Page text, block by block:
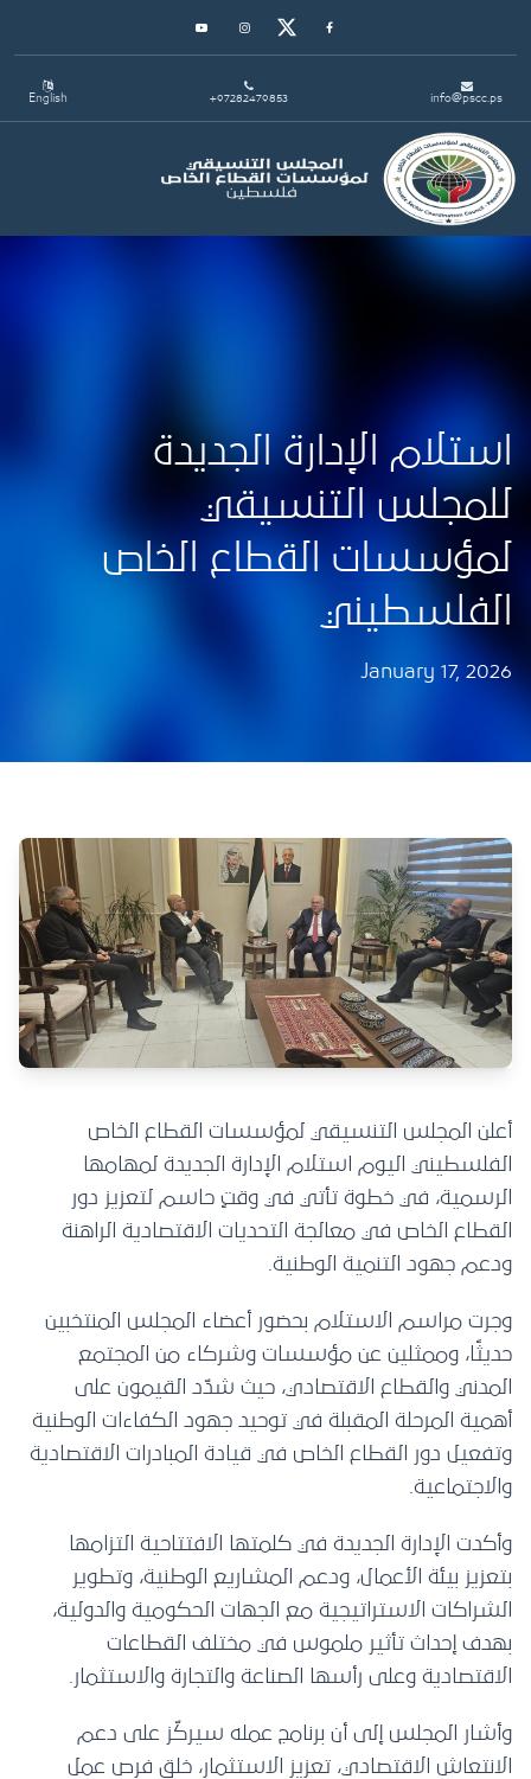
Facebook
Twitter
Instagram
Youtube
info@pscc.ps
+97282479853
English
Toggle navigation
استلام الإدارة الجديدة
للمجلس التنسيقي
لمؤسسات القطاع الخاص
الفلسطيني
January 17, 2026
أعلن المجلس التنسيقي لمؤسسات القطاع الخاص
الفلسطيني اليوم استلام الإدارة الجديدة لمهامها
الرسمية، في خطوة تأتي في وقتٍ حاسم لتعزيز دور
القطاع الخاص في معالجة التحديات الاقتصادية الراهنة
ودعم جهود التنمية الوطنية.
وجرت مراسم الاستلام بحضور أعضاء المجلس المنتخبين
حديثًا، وممثلين عن مؤسسات وشركاء من المجتمع
المدني والقطاع الاقتصادي، حيث شدّد القيمون على
أهمية المرحلة المقبلة في توحيد جهود الكفاءات الوطنية
وتفعيل دور القطاع الخاص في قيادة المبادرات الاقتصادية
والاجتماعية.
وأكدت الإدارة الجديدة في كلمتها الافتتاحية التزامها
بتعزيز بيئة الأعمال، ودعم المشاريع الوطنية، وتطوير
الشراكات الاستراتيجية مع الجهات الحكومية والدولية،
بهدف إحداث تأثير ملموس في مختلف القطاعات
الاقتصادية وعلى رأسها الصناعة والتجارة والاستثمار.
وأشار المجلس إلى أن برنامج عمله سيركّز على دعم
الانتعاش الاقتصادي، تعزيز الاستثمار، خلق فرص عمل